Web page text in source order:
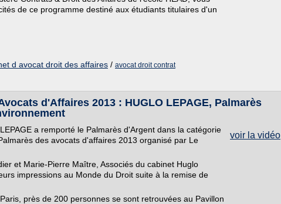
de ce programme destiné aux étudiants titulaires d'un
d avocat droit des affaires / avocat droit contrat
d'Affaires 2013 : HUGLO LEPAGE, Palmarès
voir la vidéo
a remporté le Palmarès d'Argent dans la catégorie
des avocats d'affaires 2013 organisé par Le
et Marie-Pierre Maître, Associés du cabinet Huglo
impressions au Monde du Droit suite à la remise de
près de 200 personnes se sont retrouvées au Pavillon